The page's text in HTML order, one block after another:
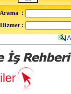
:
: